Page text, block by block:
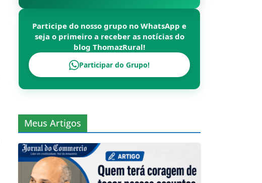
Participe do nosso grupo no WhatsApp e
seja o primeiro a receber as notícias do
blogThomazRural!
Participar do Grupo!
Meus Artigos